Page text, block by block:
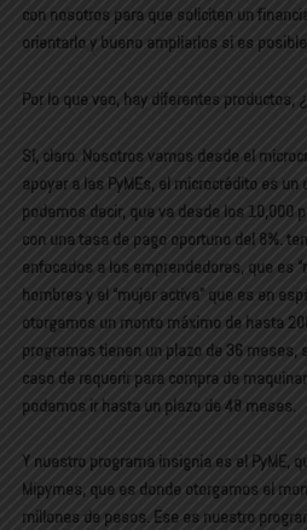
con nosotros para que soliciten un
orientarlo y bueno ampliarlos si es
Por lo que veo, hay diferentes productos,
Sí, claro. Nosotros vamos desde el
apoyar a las PyMEs, el microcrédito es
podemos decir, que va desde los 10,000
con una tasa de pago oportuno del 8%.
enfocados a los emprendedores, que es
hombres y el “mujer activa” que es en
otorgamos un monto máximo de hasta
programas tienen un plazo de 36 meses,
caso de requerir para compra de
podemos ir hasta un plazo de 48 meses.
Y nuestro programa insignia es el PyME,
Mipymes, que es donde otorgamos el
millones de pesos. Ese es nuestro